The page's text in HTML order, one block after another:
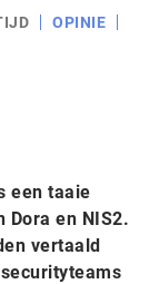
OPINIE
een taaie
Dora en NIS2.
vertaald